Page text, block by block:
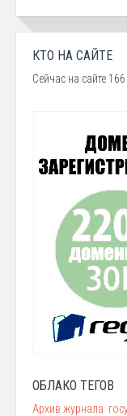
КТО НА САЙТЕ
Сейчас на сайте
ОБЛАКО ТЕГОВ
Архив журнала